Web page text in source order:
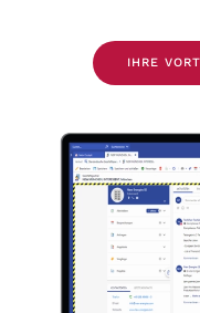
IHRE